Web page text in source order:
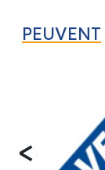
PEUVENT
<